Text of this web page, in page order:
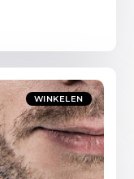
WINKELEN